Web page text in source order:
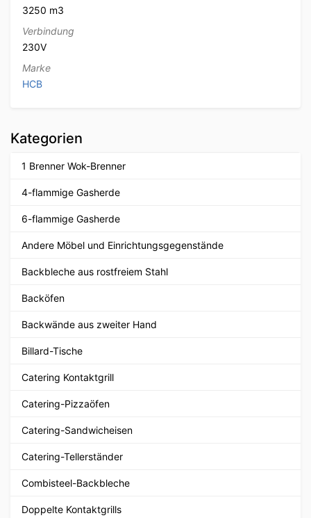
3250 m3
Verbindung
230V
Marke
HCB
Kategorien
1 Brenner Wok-Brenner
4-flammige Gasherde
6-flammige Gasherde
Andere Möbel und Einrichtungsgegenstände
Backbleche aus rostfreiem Stahl
Backöfen
Backwände aus zweiter Hand
Billard-Tische
Catering Kontaktgrill
Catering-Pizzaöfen
Catering-Sandwicheisen
Catering-Tellerständer
Combisteel-Backbleche
Doppelte Kontaktgrills